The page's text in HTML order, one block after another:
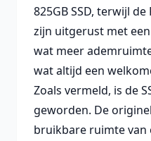
825GB SSD, terwijl
zijn uitgerust met een
wat meer
wat altijd een
Zoals vermeld, is de
geworden. De
bruikbare ruimte van